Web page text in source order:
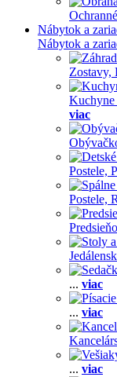
Nábytok a
Nábytok a
Zostavy,
viac
Postele,
Postele,
... viac
... viac
... viac